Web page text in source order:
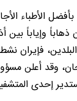
الأطباء
ذهاباً وإياباً بين
فإيران
وقد أعلن
إحدى